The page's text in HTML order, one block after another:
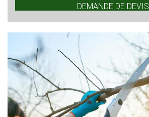
DEMANDE DE DEVIS